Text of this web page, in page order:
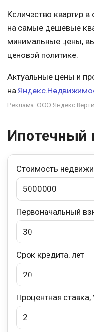
Количество квартир
на самые дешевые
минимальные цены,
ценовой политике.
Актуальные цены и
на
Реклама. ООО
Ипотечный
Стоимость
Первоначальный
Срок кредита, лет
Процентная ставка,